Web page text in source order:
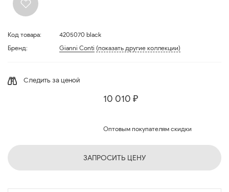
Код товара:
4205070 black
Бренд:
Gianni Conti (показать другие коллекции)
Следить за ценой
10 010 ₽
Оптовым покупателям скидки
ЗАПРОСИТЬ ЦЕНУ